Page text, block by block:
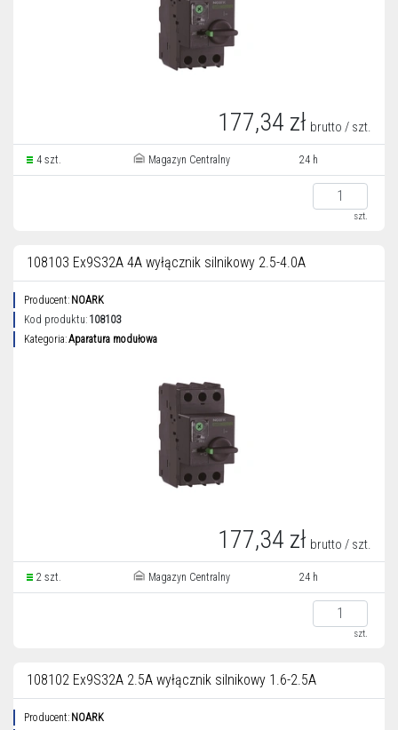
177,34 zł brutto / szt.
4 szt. Magazyn Centralny 24 h
szt.
108103 Ex9S32A 4A wyłącznik silnikowy 2.5-4.0A
Producent: NOARK
Kod produktu: 108103
Kategoria:Aparatura modułowa
177,34 zł brutto / szt.
2 szt. Magazyn Centralny 24 h
szt.
108102 Ex9S32A 2.5A wyłącznik silnikowy 1.6-2.5A
Producent: NOARK